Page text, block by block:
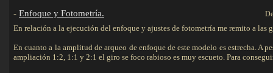
- Enfoque y Fotometría.
En relación a la ejecución del enfoque y ajustes de fotometría me remito a las
En cuanto a la amplitud de arqueo de enfoque de este modelo es estrecha. A
ampliación 1:2, 1:1 y 2:1 el giro se foco rabioso es muy escueto. Para